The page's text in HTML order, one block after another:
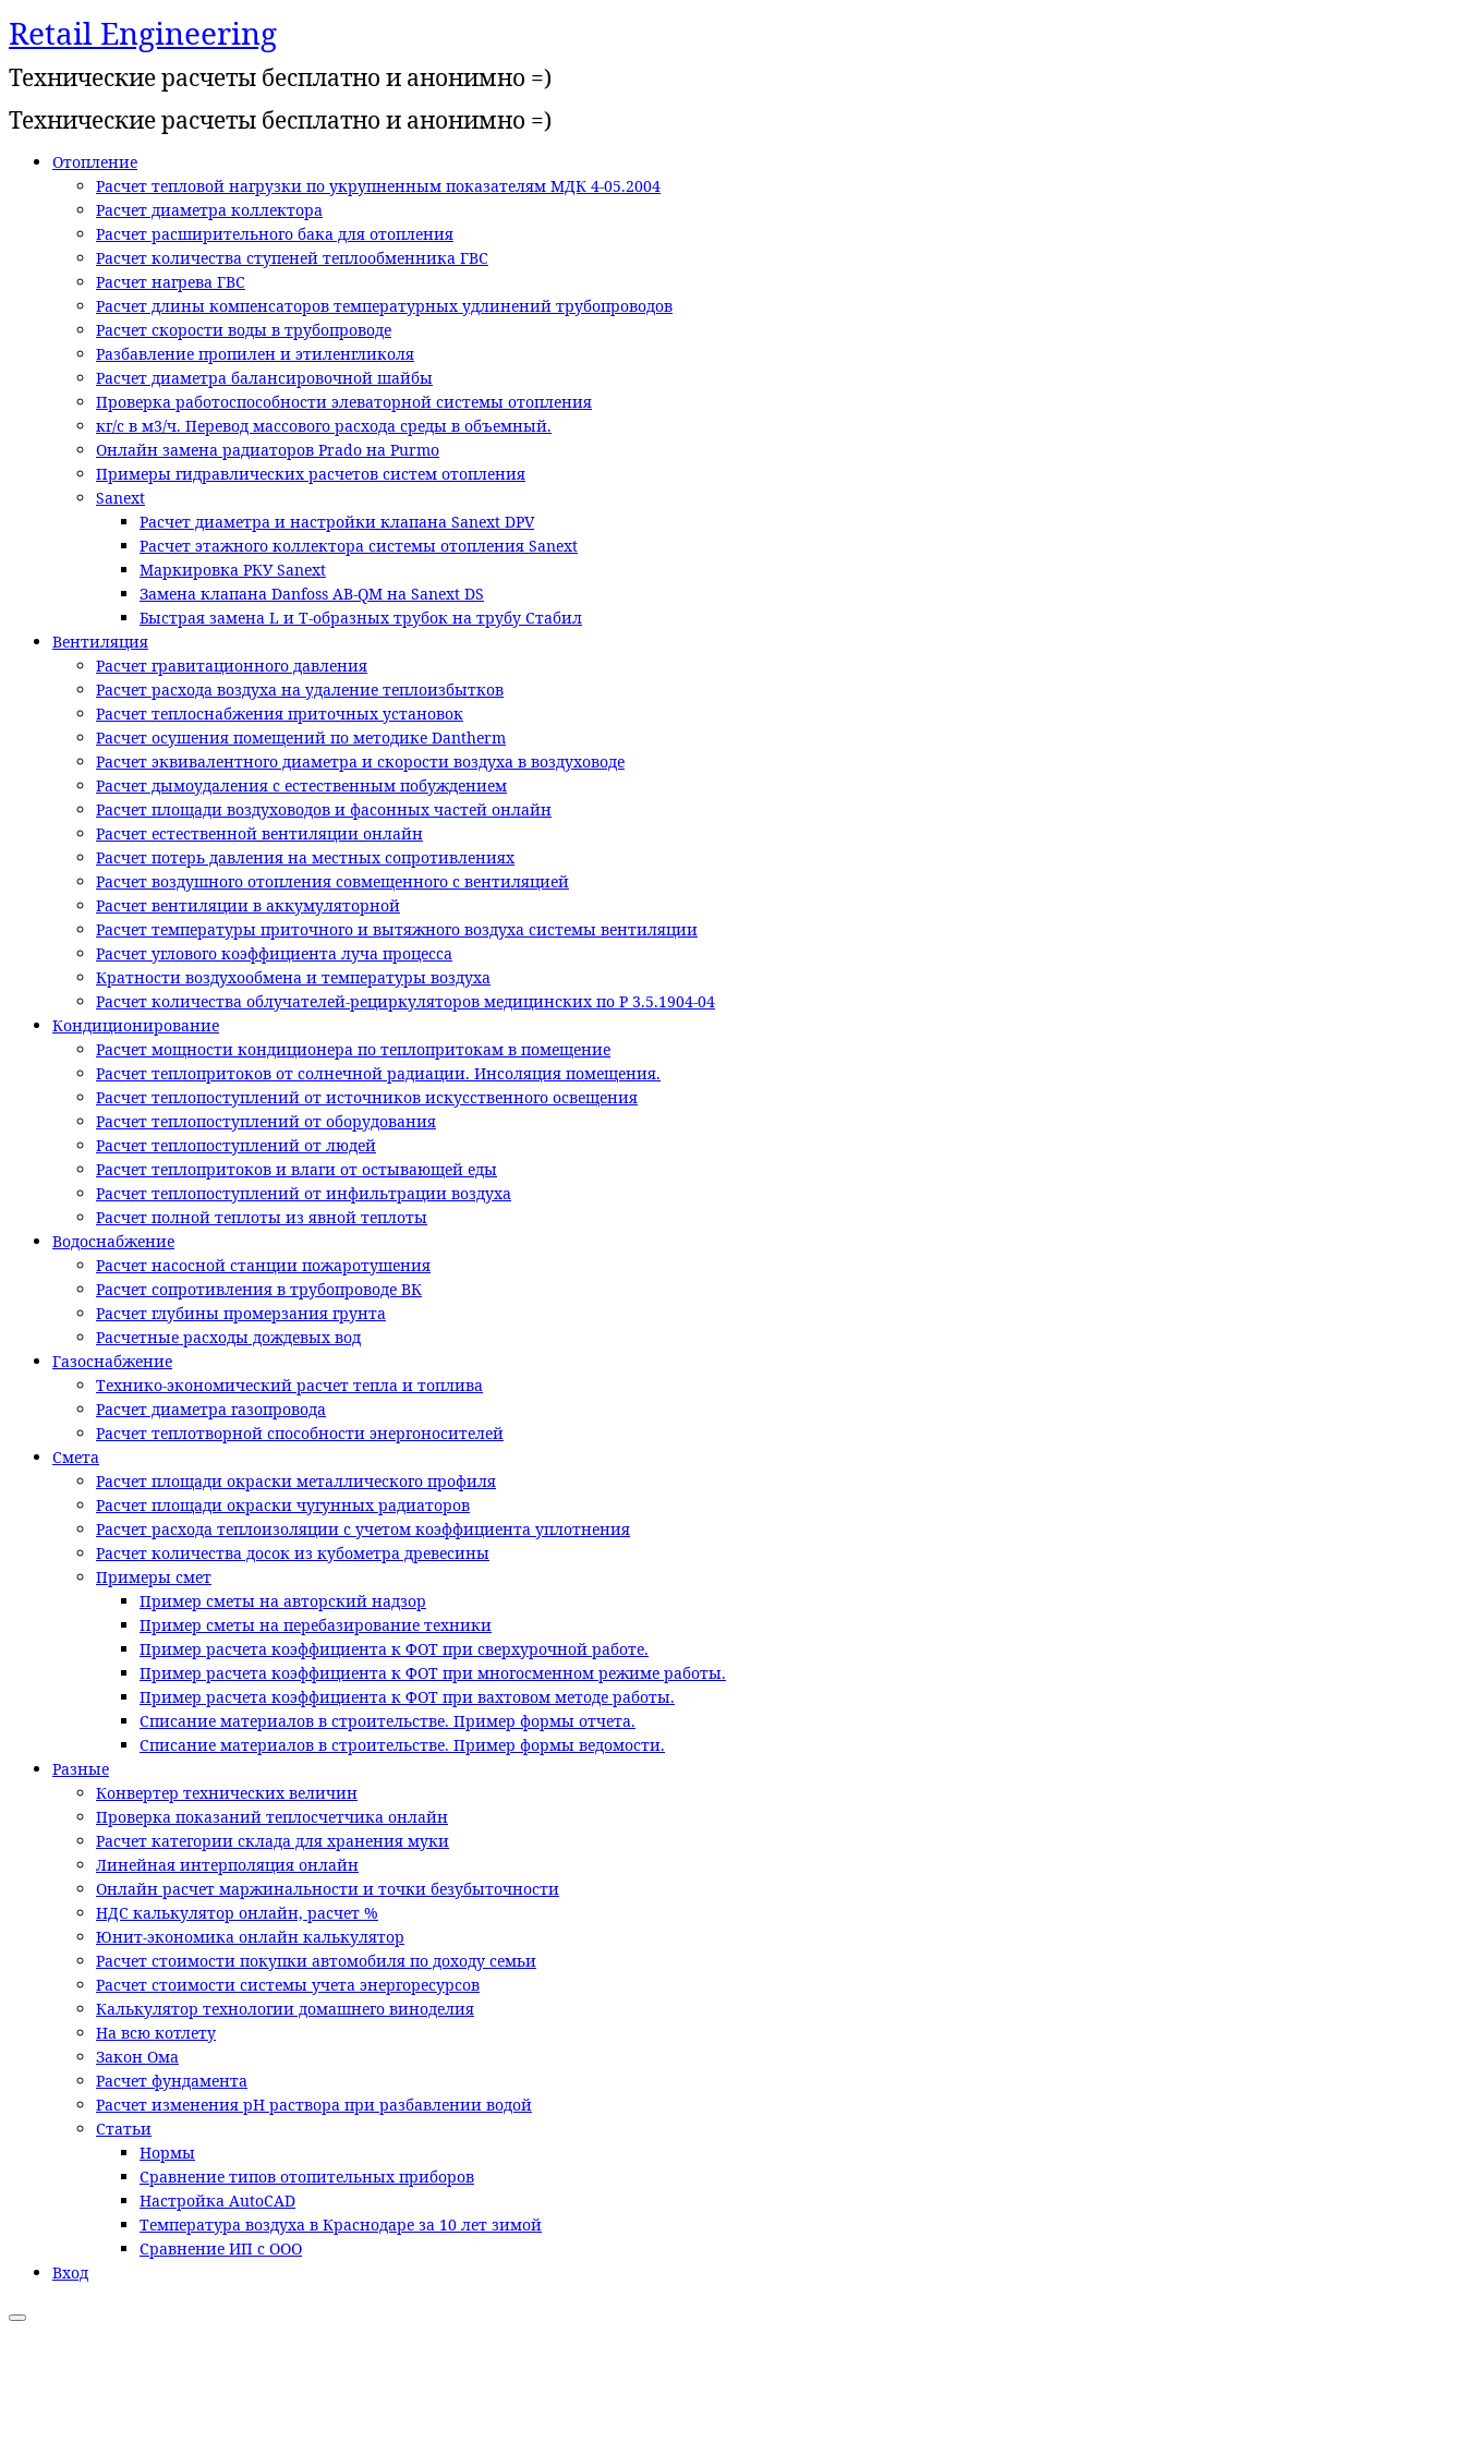
Перейти
к
содержимому
Retail Engineering
Технические расчеты бесплатно и анонимно =)
Технические расчеты бесплатно и анонимно =)
Отопление
Расчет тепловой нагрузки по укрупненным показателям МДК 4-05.2004
Расчет диаметра коллектора
Расчет расширительного бака для отопления
Расчет количества ступеней теплообменника ГВС
Расчет нагрева ГВС
Расчет длины компенсаторов температурных удлинений трубопроводов
Расчет скорости воды в трубопроводе
Разбавление пропилен и этиленгликоля
Расчет диаметра балансировочной шайбы
Проверка работоспособности элеваторной системы отопления
кг/с в м3/ч. Перевод массового расхода среды в объемный.
Онлайн замена радиаторов Prado на Purmo
Примеры гидравлических расчетов систем отопления
Sanext
Расчет диаметра и настройки клапана Sanext DPV
Расчет этажного коллектора системы отопления Sanext
Маркировка РКУ Sanext
Замена клапана Danfoss AB-QM на Sanext DS
Быстрая замена L и T-образных трубок на трубу Стабил
Вентиляция
Расчет гравитационного давления
Расчет расхода воздуха на удаление теплоизбытков
Расчет теплоснабжения приточных установок
Расчет осушения помещений по методике Dantherm
Расчет эквивалентного диаметра и скорости воздуха в воздуховоде
Расчет дымоудаления с естественным побуждением
Расчет площади воздуховодов и фасонных частей онлайн
Расчет естественной вентиляции онлайн
Расчет потерь давления на местных сопротивлениях
Расчет воздушного отопления совмещенного с вентиляцией
Расчет вентиляции в аккумуляторной
Расчет температуры приточного и вытяжного воздуха системы вентиляции
Расчет углового коэффициента луча процесса
Кратности воздухообмена и температуры воздуха
Расчет количества облучателей-рециркуляторов медицинских по Р 3.5.1904-04
Кондиционирование
Расчет мощности кондиционера по теплопритокам в помещение
Расчет теплопритоков от солнечной радиации. Инсоляция помещения.
Расчет теплопоступлений от источников искусственного освещения
Расчет теплопоступлений от оборудования
Расчет теплопоступлений от людей
Расчет теплопритоков и влаги от остывающей еды
Расчет теплопоступлений от инфильтрации воздуха
Расчет полной теплоты из явной теплоты
Водоснабжение
Расчет насосной станции пожаротушения
Расчет сопротивления в трубопроводе ВК
Расчет глубины промерзания грунта
Расчетные расходы дождевых вод
Газоснабжение
Технико-экономический расчет тепла и топлива
Расчет диаметра газопровода
Расчет теплотворной способности энергоносителей
Смета
Расчет площади окраски металлического профиля
Расчет площади окраски чугунных радиаторов
Расчет расхода теплоизоляции с учетом коэффициента уплотнения
Расчет количества досок из кубометра древесины
Примеры смет
Пример сметы на авторский надзор
Пример сметы на перебазирование техники
Пример расчета коэффициента к ФОТ при сверхурочной работе.
Пример расчета коэффициента к ФОТ при многосменном режиме работы.
Пример расчета коэффициента к ФОТ при вахтовом методе работы.
Списание материалов в строительстве. Пример формы отчета.
Списание материалов в строительстве. Пример формы ведомости.
Разные
Конвертер технических величин
Проверка показаний теплосчетчика онлайн
Расчет категории склада для хранения муки
Линейная интерполяция онлайн
Онлайн расчет маржинальности и точки безубыточности
НДС калькулятор онлайн, расчет %
Юнит-экономика онлайн калькулятор
Расчет стоимости покупки автомобиля по доходу семьи
Расчет стоимости системы учета энергоресурсов
Калькулятор технологии домашнего виноделия
На всю котлету
Закон Ома
Расчет фундамента
Расчет изменения pH раствора при разбавлении водой
Статьи
Нормы
Сравнение типов отопительных приборов
Настройка AutoCAD
Температура воздуха в Краснодаре за 10 лет зимой
Сравнение ИП с ООО
Вход